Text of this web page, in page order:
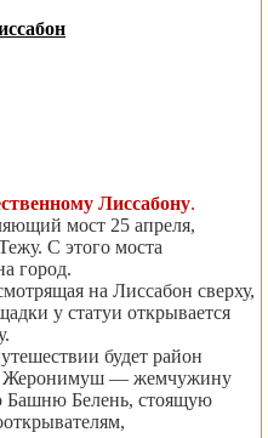
Лиссабону.
мост 25 апреля,
С этого моста
город.
на Лиссабон сверху,
у статуи открывается
будет район
Жеронимуш — жемчужину
Башню Белень, стоящую